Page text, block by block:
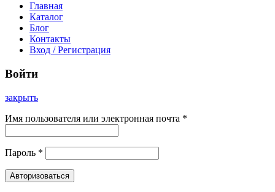
Главная
Каталог
Блог
Контакты
Вход / Регистрация
Войти
закрыть
Имя пользователя или электронная почта *
Пароль *
Авторизоваться